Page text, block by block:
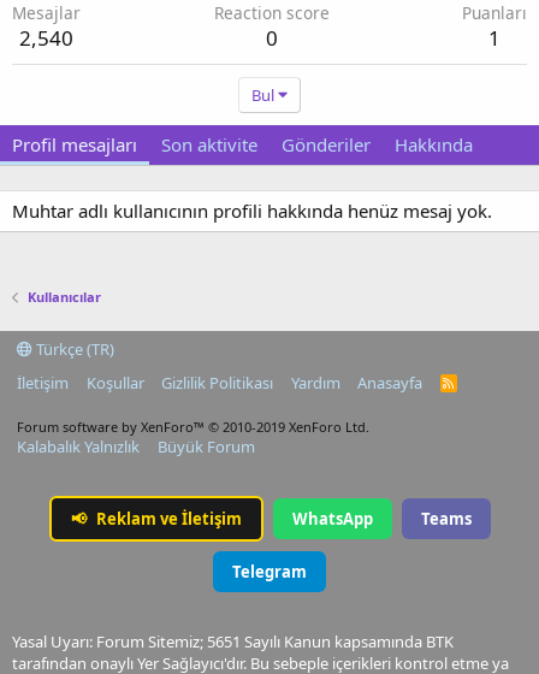
Mesajlar
2,540
Reaction score
0
Puanları
1
Bul
Profil mesajları Son aktivite Gönderiler Hakkında
Muhtar adlı kullanıcının profili hakkında henüz mesaj yok.
Kullanıcılar
Türkçe (TR)
İletişim
Koşullar Gizlilik Politikası Yardım Anasayfa
R
Forum software by XenForo™ © 2010-2019 XenForo Ltd.
Kalabalık Yalnızlık Büyük Forum
📢 Reklam ve İletişim WhatsApp Teams
Telegram
Yasal Uyarı: Forum Sitemiz; 5651 Sayılı Kanun kapsamında BTK
tarafından onaylı Yer Sağlayıcı'dır. Bu sebeple içerikleri kontrol etme ya